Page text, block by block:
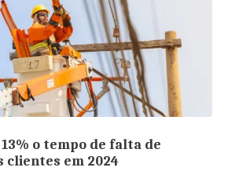
o tempo de falta de
clientes em 2024